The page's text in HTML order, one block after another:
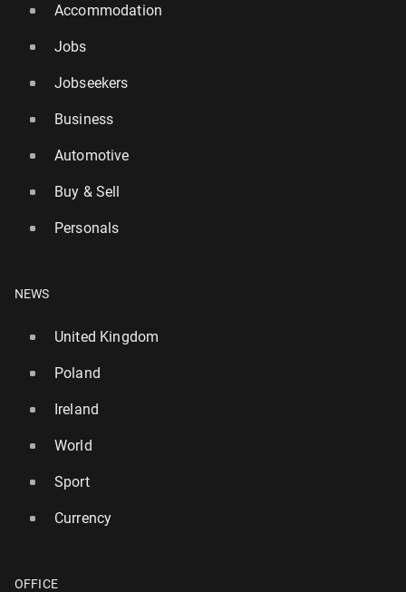
Accommodation
Jobs
Jobseekers
Business
Automotive
Buy & Sell
Personals
NEWS
United Kingdom
Poland
Ireland
World
Sport
Currency
OFFICE